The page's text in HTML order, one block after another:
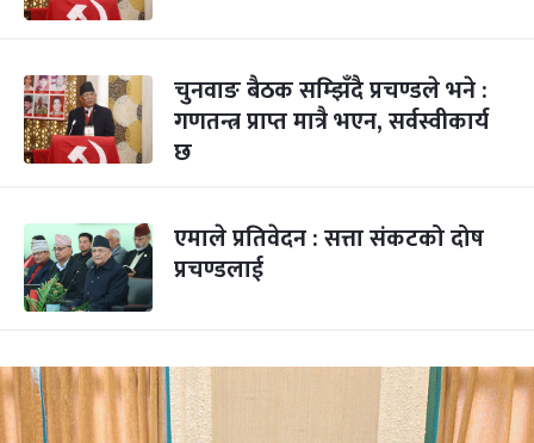
चुनवाङ बैठक सम्झिँदै प्रचण्डले भने :
गणतन्त्र प्राप्त मात्रै भएन, सर्वस्वीकार्य
छ
एमाले प्रतिवेदन : सत्ता संकटको दोष
प्रचण्डलाई